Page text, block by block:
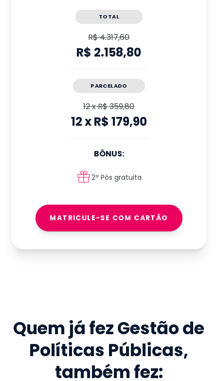
TOTAL
R$ 4.317,60
R$ 2.158,80
PARCELADO
12xR$ 359,80
12xR$ 179,90
BÔNUS:
2ª Pós gratuita
MATRICULE-SE COM CARTÃO
Quem já fezGestão de
Políticas Públicas,
também fez: